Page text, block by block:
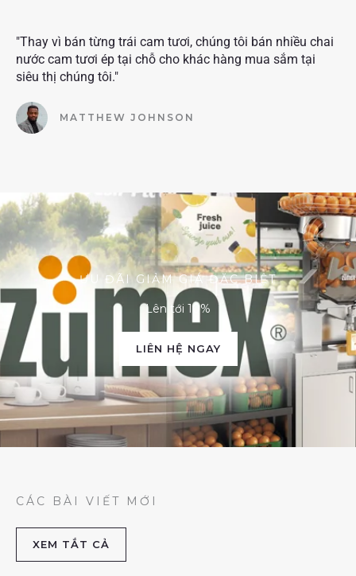
"Thay vì bán từng trái cam tươi, chúng tôi bán nhiều chai
nước cam tươi ép tại chỗ cho khác hàng mua sắm tại
siêu thị chúng tôi."
MATTHEW JOHNSON
ƯU ĐÃI GIẢM GIÁ ĐẶC BIỆT
Lên tới 10%
LIÊN HỆ NGAY
CÁC BÀI VIẾT MỚI
XEM TẮT CẢ